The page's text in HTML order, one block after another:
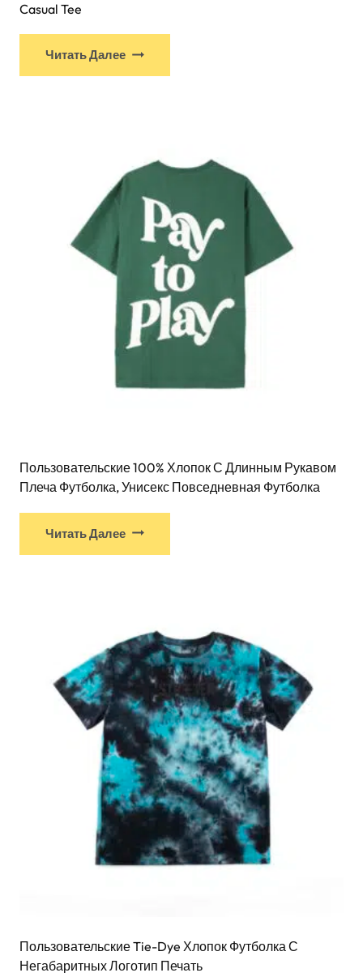
Casual Tee
Читать Далее
Пользовательские 100% Хлопок С Длинным Рукавом
Плеча Футболка, Унисекс Повседневная Футболка
Читать Далее
Пользовательские Tie-Dye Хлопок Футболка С
Негабаритных Логотип Печать